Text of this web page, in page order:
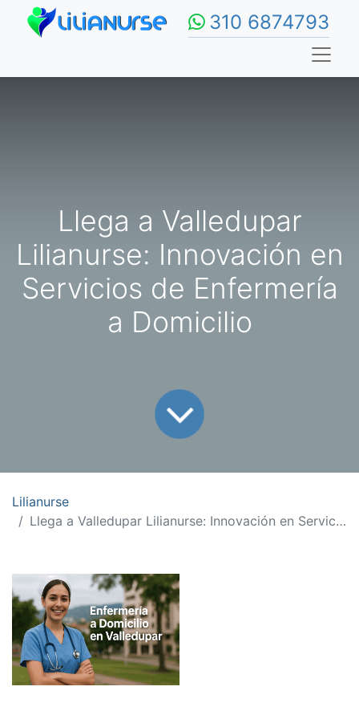
310 6874793
Llega a Valledupar
Lilianurse: Innovación en
Servicios de Enfermería
a Domicilio
Lilianurse
Llega a Valledupar Lilianurse: Innovación en Servicios de Enfermería a Domicilio